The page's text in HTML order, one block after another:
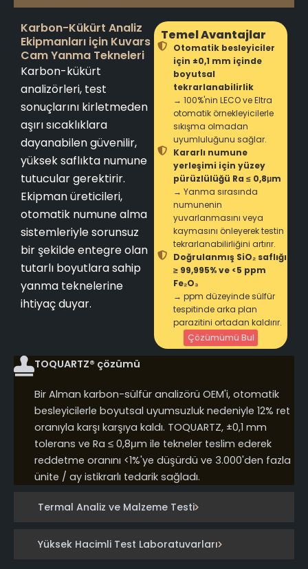
Termal Analiz ve Malzeme Testi
Yüksek Hacimli Test Laboratuvarları
Karbon-Kükürt Analiz
Ekipmanları için Kuvars
Cam Yanma Tekneleri
Karbon-kükürt
analizörleri, test
sonuçlarını kirletmeden
aşırı sıcaklıklara
dayanabilen güvenilir,
yüksek saflıkta numune
tutucular gerektirir.
Ekipman üreticileri,
otomatik numune alma
sistemleriyle sorunsuz
bir şekilde entegre olan
tutarlı boyutlara sahip
yanma teknelerine
ihtiyaç duyar.
Temel Avantajlar
Otomatik besleyiciler
için ±0,1 mm içinde
boyutsal
tekrarlanabilirlik
→ 100%'nin LECO ve Eltra
otomatik örnekleyicilerle
sıkışma olmadan
uyumluluğunu sağlar.
Kararlı numune
yerleşimi için yüzey
pürüzlülüğü Ra ≤ 0,8μm
→ Yanma sırasında
numunenin
yuvarlanmasını veya
kaymasını önleyerek testin
tekrarlanabilirliğini artırır.
Doğrulanmış SiO₂ saflığı
≥ 99,995% ve <5 ppm
Fe₂O₃
→ ppm düzeyinde sülfür
tespitinde arka plan
parazitini ortadan kaldırır.
Çözümümü Bul
TOQUARTZ® çözümü
Bir Alman karbon-sülfür analizörü OEM'i, otomatik
besleyicilerle boyutsal uyumsuzluk nedeniyle 12% ret
oranıyla karşı karşıya kaldı. TOQUARTZ, ±0,1 mm
tolerans ve Ra ≤ 0,8μm ile tekneler teslim ederek
reddetme oranını <1%'ye düşürdü ve 3.000'den fazla
ünite / ay istikrarlı tedarik sağladı.